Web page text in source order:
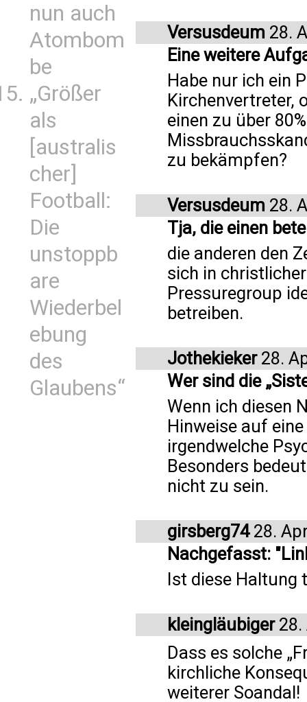
nun auch
Atombom
be
„Größer
als
[australis
cher]
Football:
Die
unstoppb
are
Wiederbel
ebung
des
Glaubens“
Versusdeum 28.
Eine weitere
Habe nur ich ein
Kirchenvertreter,
einen zu über
zu bekämpfen?
Versusdeum 28.
Tja, die einen
die anderen den
sich in
Pressuregroup
betreiben.
Jothekieker28.
Wer sind die
Wenn ich diesen
Hinweise auf
irgendwelche
Besonders
nicht zu sein.
girsberg7428.
Nachgefasst:
Ist diese Haltung
kleingläubiger28.
Dass es solche
kirchliche
weiterer Soandal!